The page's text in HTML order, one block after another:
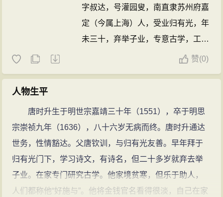
字叔达，号灌园叟，南直隶苏州府嘉
定（今属上海）人，受业归有光，年
未三十，弃举子业，专意古学，工诗
文，用词清浅，善画墨梅。家境贫
赞(0)
人物生平
唐时升生于明世宗嘉靖三十年（1551），卒于明思
宗崇祯九年（1636），八十六岁无病而终。唐时升通达
世务，性情豁达。父唐钦训，与归有光友善。早年拜于
归有光门下，学习诗文，有诗名，但二十多岁就弃去举
子业。在家专门研究古学。他家境贫寒，但乐于助人，
人们都称他“好施与”。他将金钱官名看得很淡，自己在家